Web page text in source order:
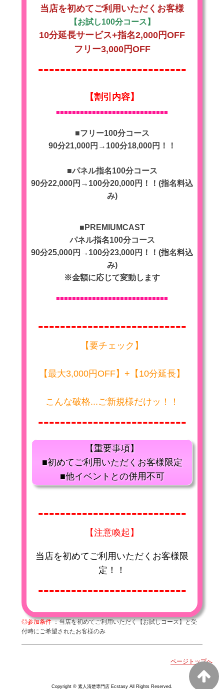
当店を初めてご利用いただくお客様
【お試し100分コース】
10分延長サービス+指名2,000円OFF
フリー3,000円OFF
---------------------------
【割引内容】
■■■■■■■■■■■■■■■■■■■■■■■■■■■■
■フリー100分コース
90分21,000円→100分18,000円！！
■パネル指名100分コース
90分22,000円→100分20,000円！！(指名料込
み)
■PREMIUMCAST
パネル指名100分コース
90分25,000円→100分23,000円！！(指名料込
み)
※金額に応じて変動します
■■■■■■■■■■■■■■■■■■■■■■■■■■■■
---------------------------
【要チェック】
【最大3,000円OFF】+【10分延長】
こんな破格...ご新規様だけッ！！
---------------------------
【重要事項】
■初めてご利用いただくお客様限定
■他イベントとの併用不可
---------------------------
【注意喚起】
当店を初めてご利用いただくお客様限
定！！
---------------------------
◎参加条件：当店を初めてご利用いただく【お試しコース】と受
付時にご希望されたお客様のみ
ページトップへ
Copyright © 素人清楚専門店 Ecstasy All Rights Reserved.